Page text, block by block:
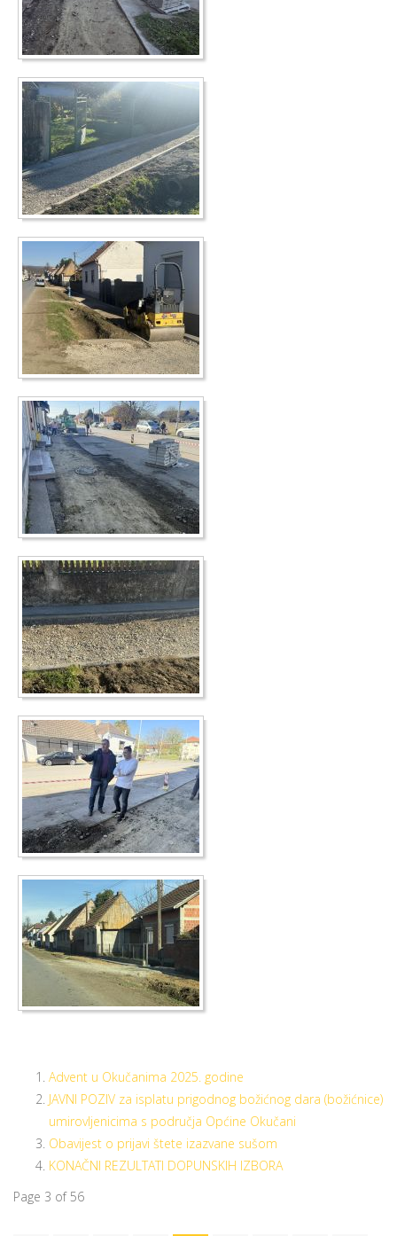
Advent u Okučanima 2025. godine
JAVNI POZIV za isplatu prigodnog božićnog dara (božićnice)
umirovljenicima s područja Općine Okučani
Obavijest o prijavi štete izazvane sušom
KONAČNI REZULTATI DOPUNSKIH IZBORA
Page 3 of 56